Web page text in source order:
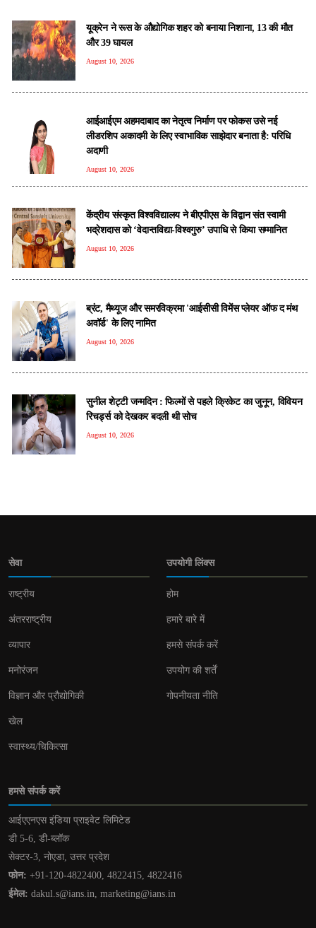
यूक्रेन ने रूस के औद्योगिक शहर को बनाया निशाना, 13 की मौत
और 39 घायल
August 10, 2026
आईआईएम अहमदाबाद का नेतृत्व निर्माण पर फोकस उसे नई
लीडरशिप अकादमी के लिए स्वाभाविक साझेदार बनाता है: परिधि
अदाणी
August 10, 2026
केंद्रीय संस्कृत विश्वविद्यालय ने बीएपीएस के विद्वान संत स्वामी
भद्रेशदास को ‘वेदान्तविद्या-विश्वगुरु’ उपाधि से किया सम्मानित
August 10, 2026
ब्रंट, मैथ्यूज और समरविक्रमा 'आईसीसी विमेंस प्लेयर ऑफ द मंथ
अवॉर्ड' के लिए नामित
August 10, 2026
सुनील शेट्टी जन्मदिन : फिल्मों से पहले क्रिकेट का जुनून, विवियन
रिचर्ड्स को देखकर बदली थी सोच
August 10, 2026
सेवा
राष्ट्रीय
अंतरराष्ट्रीय
व्यापार
मनोरंजन
विज्ञान और प्रौद्योगिकी
खेल
स्वास्थ्य/चिकित्सा
उपयोगी लिंक्स
होम
हमारे बारे में
हमसे संपर्क करें
उपयोग की शर्तें
गोपनीयता नीति
हमसे संपर्क करें
आईएएनएस इंडिया प्राइवेट लिमिटेड
डी 5-6, डी-ब्लॉक
सेक्टर-3, नोएडा, उत्तर प्रदेश
फोन: +91-120-4822400, 4822415, 4822416
ईमेल: dakul.s@ians.in, marketing@ians.in